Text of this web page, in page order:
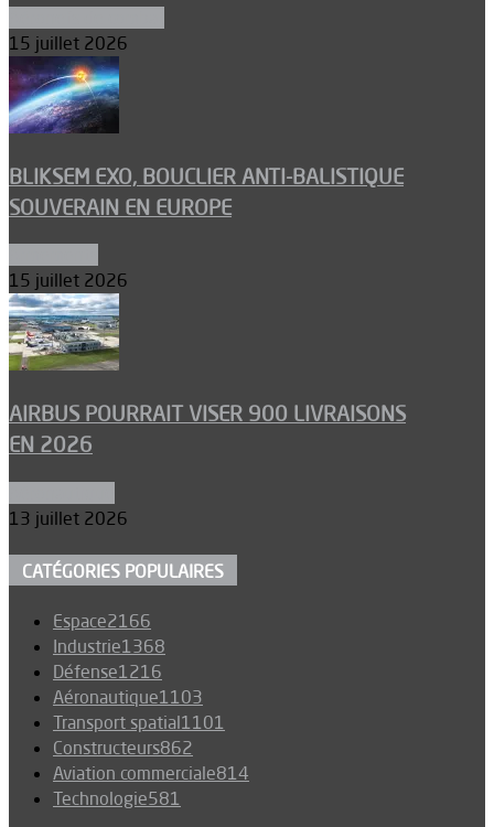
15 juillet 2026
BLIKSEM EXO, BOUCLIER ANTI-BALISTIQUE
SOUVERAIN EN EUROPE
15 juillet 2026
AIRBUS POURRAIT VISER 900 LIVRAISONS
EN 2026
13 juillet 2026
CATÉGORIES POPULAIRES
Espace2166
Industrie1368
Défense1216
Aéronautique1103
Transport spatial1101
Constructeurs862
Aviation commerciale814
Technologie581